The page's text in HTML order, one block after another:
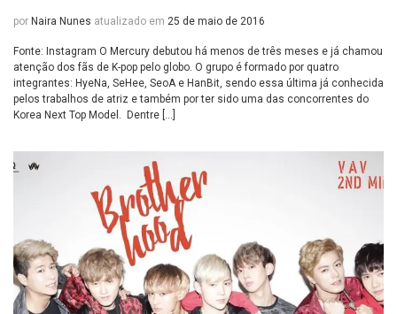
por Naira Nunes atualizado em 25 de maio de 2016
Fonte: Instagram O Mercury debutou há menos de três meses e já chamou
atenção dos fãs de K-pop pelo globo. O grupo é formado por quatro
integrantes: HyeNa, SeHee, SeoA e HanBit, sendo essa última já conhecida
pelos trabalhos de atriz e também por ter sido uma das concorrentes do
Korea Next Top Model. Dentre […]